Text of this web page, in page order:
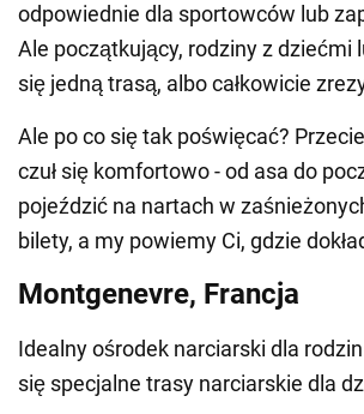
odpowiednie dla sportowców lub
Ale początkujący, rodziny z
się jedną trasą, albo całkowicie
Ale po co się tak poświęcać?
czuł się komfortowo - od asa do
pojeździć na nartach w
bilety, a my powiemy Ci, gdzie
Montgenevre, Francja
Idealny ośrodek narciarski dla
się specjalne trasy narciarskie dla